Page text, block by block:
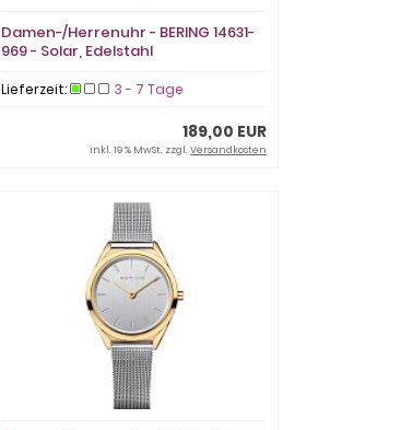
Damen-/Herrenuhr - BERING 14631-
969 - Solar, Edelstahl
Lieferzeit: 3 - 7 Tage
189,00 EUR
inkl. 19 % MwSt. zzgl.Versandkosten